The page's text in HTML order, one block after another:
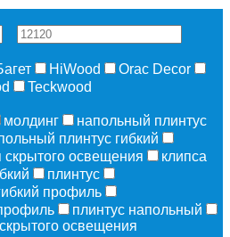
HiWood
Orac Decor
Teckwood
молдинг
напольный плинтус
плинтус гибкий
скрытого освещения
клипса
плинтус
профиль
плинтус напольный
освещения